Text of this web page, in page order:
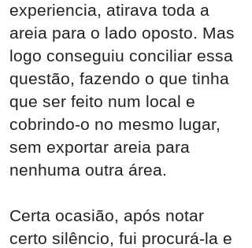
experiencia, atirava toda a
areia para o lado oposto. Mas
logo conseguiu conciliar essa
questão, fazendo o que tinha
que ser feito num local e
cobrindo-o no mesmo lugar,
sem exportar areia para
nenhuma outra área.
Certa ocasião, após notar
certo silêncio, fui procurá-la e